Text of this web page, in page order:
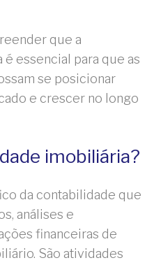
que a
essencial para que as
se posicionar
e crescer no longo
imobiliária?
da contabilidade que
análises e
financeiras de
São atividades